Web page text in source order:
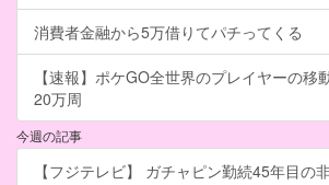
消費者金融から5万借りてパチってくる
【速報】ポケGO全世界のプレイヤーの移
20万周
今週の記事
【フジテレビ】 ガチャピン勤続45年目